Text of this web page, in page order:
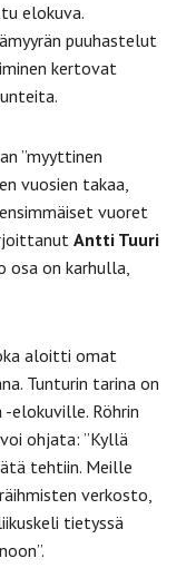
elokuva.
puuhastelut
kertovat
”myyttinen
vuosien takaa,
vuoret
Antti Tuuri
osa on karhulla,
aloitti omat
Tunturin tarina on
elokuville. Röhrin
ohjata: ”Kyllä
tehtiin. Meille
verkosto,
tietyssä